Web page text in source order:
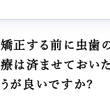
矯正する前に虫歯
療は済ませておい
うが良いですか?